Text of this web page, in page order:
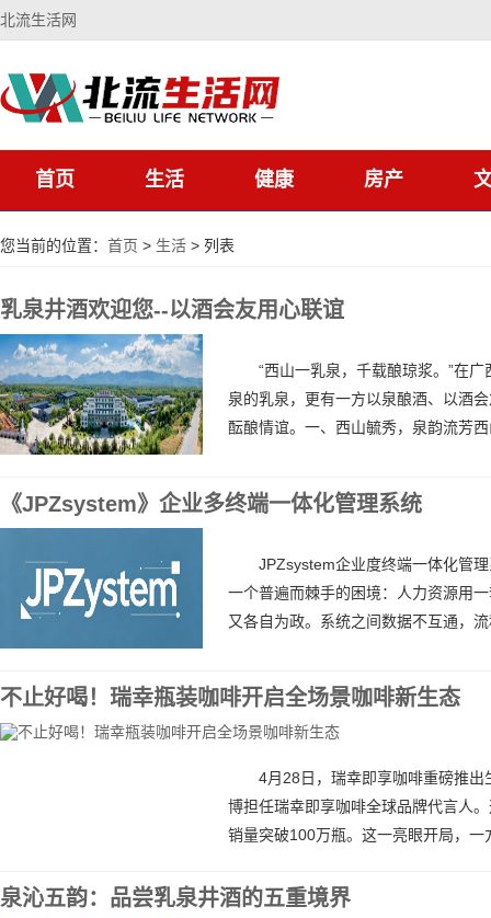
北流生活网
首页 生活 健康 房产
您当前的位置： 首页 > 生活 > 列表
乳泉井酒欢迎您--以酒会友用心联谊
“西山一乳泉，千载酿琼浆。”在
泉的乳泉，更有一方以泉酿酒、以酒
酝酿情谊。一、西山毓秀，泉韵流芳
《JPZsystem》企业多终端一体化管理系统
JPZsystem企业度终端一体化管
一个普遍而棘手的困境：人力资源用
又各自为政。系统之间数据不互通，
不止好喝！瑞幸瓶装咖啡开启全场景咖啡新生态
4月28日，瑞幸即享咖啡重磅推
博担任瑞幸即享咖啡全球品牌代言人
销量突破100万瓶。这一亮眼开局，一
泉沁五韵：品尝乳泉井酒的五重境界